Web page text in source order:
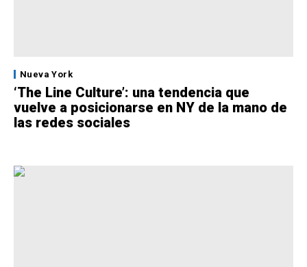
Nueva York
‘The Line Culture’: una tendencia que
vuelve a posicionarse en NY de la mano de
las redes sociales